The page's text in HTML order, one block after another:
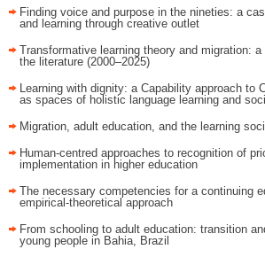
Finding voice and purpose in the nineties: a
and learning through creative outlet
Transformative learning theory and migration:
the literature (2000–2025)
Learning with dignity: a Capability approach to
as spaces of holistic language learning and
Migration, adult education, and the learning
Human-centred approaches to recognition of
implementation in higher education
The necessary competencies for a continuing
empirical-theoretical approach
From schooling to adult education: transition
young people in Bahia, Brazil